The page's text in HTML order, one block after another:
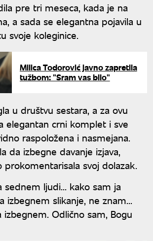
pre tri meseca, kada je na
a sada se elegantna pojavila u
svoje koleginice.
Milica Todorović javno zapretila
tužbom: "Sram vas bilo"
u društvu sestara, a za ovu
elegantan crni komplet i sve
raspoložena i nasmejana.
da izbegne davanje izjava,
prokomentarisala svoj dolazak.
ljudi... kako sam ja
izbegnem slikanje, ne znam...
izbegnem. Odlično sam, Bogu